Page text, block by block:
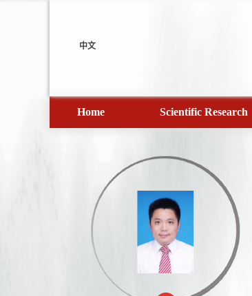
中文
Home Scientific Research